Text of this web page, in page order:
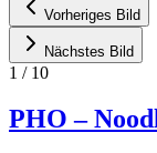
Vorheriges Bild
Nächstes Bild
1 / 10
PHO –